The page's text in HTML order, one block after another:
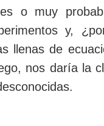
o muy
y,
llenas de
nos daría la